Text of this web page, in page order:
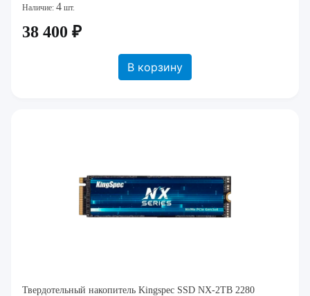
Наличие: 4 шт.
38 400 ₽
В корзину
Твердотельный накопитель Kingspec SSD NX-2TB 2280